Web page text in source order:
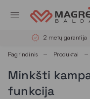
2 metų garantija
Pagrindinis Produktai
Minkšti
funkcija